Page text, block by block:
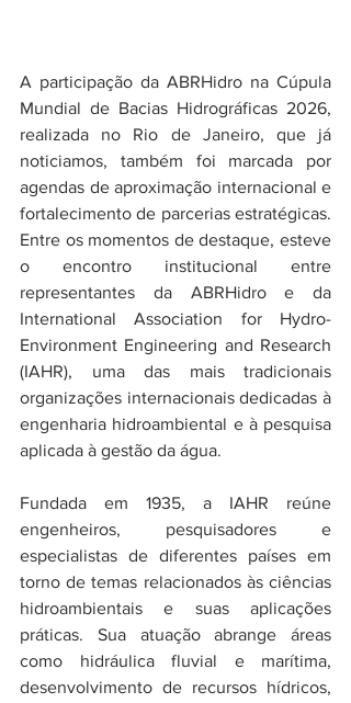
A participação da ABRHidro na Cúpula
Mundial de Bacias Hidrográficas 2026,
realizada no Rio de Janeiro, que já
noticiamos, também foi marcada por
agendas de aproximação internacional e
fortalecimento de parcerias estratégicas.
Entre os momentos de destaque, esteve
o encontro institucional entre
representantes da ABRHidro e da
International Association for Hydro-
Environment Engineering and Research
(IAHR), uma das mais tradicionais
organizações internacionais dedicadas à
engenharia hidroambiental e à pesquisa
aplicada à gestão da água.
Fundada em 1935, a IAHR reúne
engenheiros, pesquisadores e
especialistas de diferentes países em
torno de temas relacionados às ciências
hidroambientais e suas aplicações
práticas. Sua atuação abrange áreas
como hidráulica fluvial e marítima,
desenvolvimento de recursos hídricos,